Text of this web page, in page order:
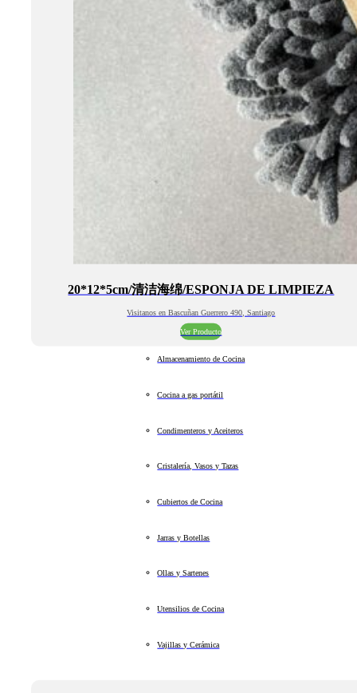
20*12*5cm/清洁海绵/ESPONJA DE LIMPIEZA
Visitanos en Bascuñan Guerrero 490, Santiago
Ver Producto
Almacenamiento de Cocina
Cocina a gas portátil
Condimenteros y Aceiteros
Cristalería, Vasos y Tazas
Cubiertos de Cocina
Jarras y Botellas
Ollas y Sartenes
Utensilios de Cocina
Vajillas y Cerámica